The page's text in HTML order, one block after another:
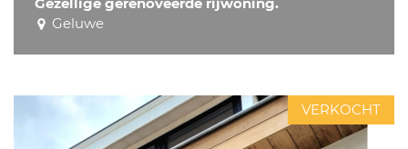
Geluwe
VERKOCHT